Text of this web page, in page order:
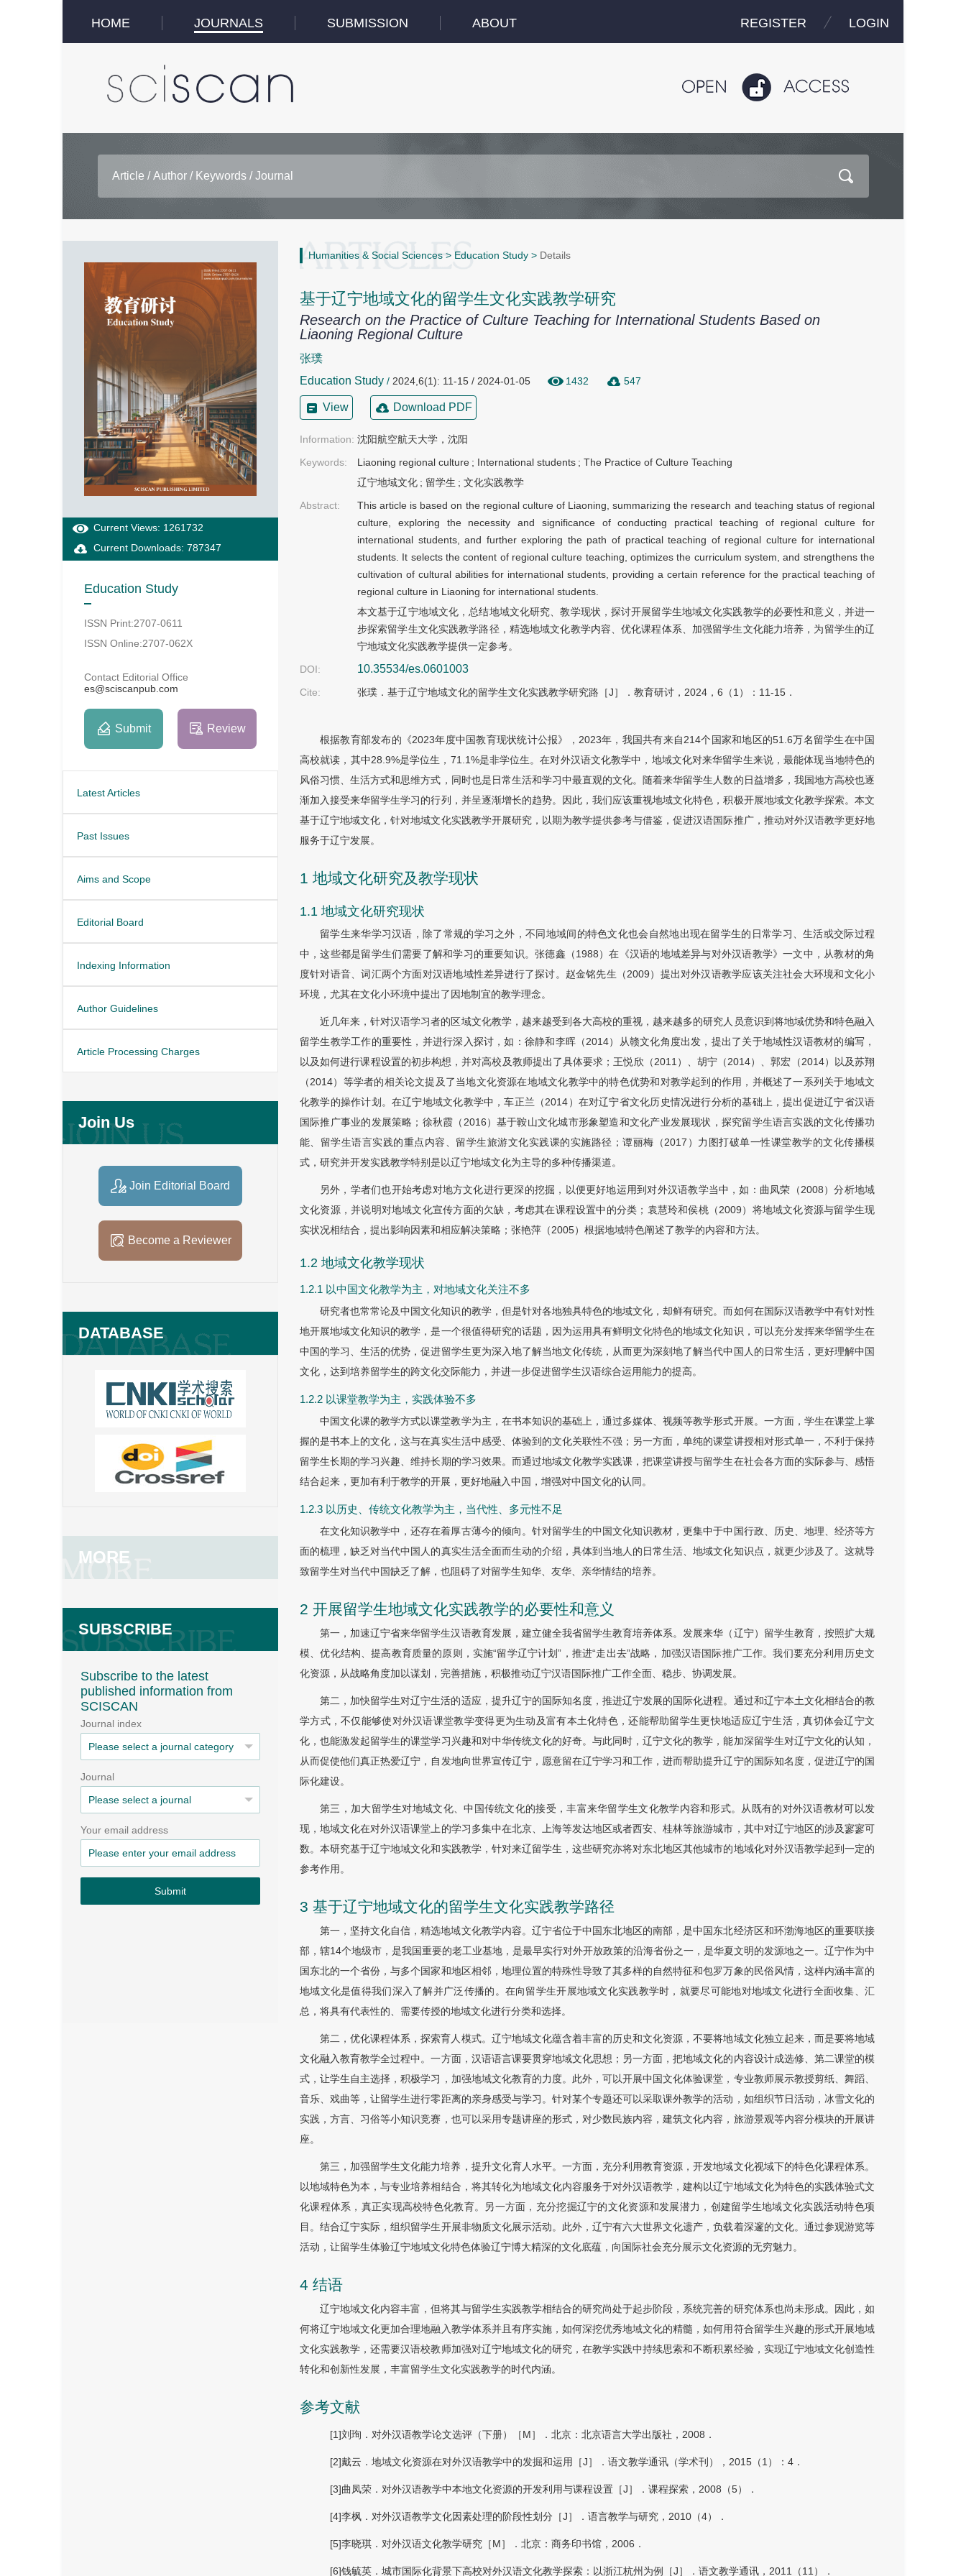
HOME JOURNALS SUBMISSION ABOUT REGISTER LOGIN
Current Views: 1261732
Current Downloads: 787347
Education Study
ISSN Print:2707-0611
ISSN Online:2707-062X
Contact Editorial Office
es@sciscanpub.com
Submit Review
Latest Articles
Past Issues
Aims and Scope
Editorial Board
Indexing Information
Author Guidelines
Article Processing Charges
Join Us
Join Editorial Board
Become a Reviewer
DATABASE
MORE
SUBSCRIBE
Subscribe to the latest
published information from
SCISCAN
Journal index
Journal
Your email address
Submit
Humanities & Social Sciences > Education Study > Details
基于辽宁地域文化的留学生文化实践教学研究
Research on the Practice of Culture Teaching for International Students Based on
Liaoning Regional Culture
张璞
Education Study / 2024,6(1): 11-15 / 2024-01-05 1432 547
View Download PDF
Information: 沈阳航空航天大学，沈阳
Keywords:
Liaoning regional culture ; International students ; The Practice of Culture Teaching
辽宁地域文化 ; 留学生 ; 文化实践教学
Abstract:
This article is based on the regional culture of Liaoning, summarizing the research and teaching status of regional
culture, exploring the necessity and significance of conducting practical teaching of regional culture for
international students, and further exploring the path of practical teaching of regional culture for international
students. It selects the content of regional culture teaching, optimizes the curriculum system, and strengthens the
cultivation of cultural abilities for international students, providing a certain reference for the practical teaching of
regional culture in Liaoning for international students.
本文基于辽宁地域文化，总结地域文化研究、教学现状，探讨开展留学生地域文化实践教学的必要性和意义，并进一
步探索留学生文化实践教学路径，精选地域文化教学内容、优化课程体系、加强留学生文化能力培养，为留学生的辽
宁地域文化实践教学提供一定参考。
DOI:
10.35534/es.0601003
Cite: 张璞．基于辽宁地域文化的留学生文化实践教学研究路［J］．教育研讨，2024，6（1）：11-15．
根据教育部发布的《2023年度中国教育现状统计公报》，2023年，我国共有来自214个国家和地区的51.6万名留学生在中国
高校就读，其中28.9%是学位生，71.1%是非学位生。在对外汉语文化教学中，地域文化对来华留学生来说，最能体现当地特色的
风俗习惯、生活方式和思维方式，同时也是日常生活和学习中最直观的文化。随着来华留学生人数的日益增多，我国地方高校也逐
渐加入接受来华留学生学习的行列，并呈逐渐增长的趋势。因此，我们应该重视地域文化特色，积极开展地域文化教学探索。本文
基于辽宁地域文化，针对地域文化实践教学开展研究，以期为教学提供参考与借鉴，促进汉语国际推广，推动对外汉语教学更好地
服务于辽宁发展。
1 地域文化研究及教学现状
1.1 地域文化研究现状
留学生来华学习汉语，除了常规的学习之外，不同地域间的特色文化也会自然地出现在留学生的日常学习、生活或交际过程
中，这些都是留学生们需要了解和学习的重要知识。张德鑫（1988）在《汉语的地域差异与对外汉语教学》一文中，从教材的角
度针对语音、词汇两个方面对汉语地域性差异进行了探讨。赵金铭先生（2009）提出对外汉语教学应该关注社会大环境和文化小
环境，尤其在文化小环境中提出了因地制宜的教学理念。
近几年来，针对汉语学习者的区域文化教学，越来越受到各大高校的重视，越来越多的研究人员意识到将地域优势和特色融入
留学生教学工作的重要性，并进行深入探讨，如：徐静和李晖（2014）从赣文化角度出发，提出了关于地域性汉语教材的编写，
以及如何进行课程设置的初步构想，并对高校及教师提出了具体要求；王悦欣（2011）、胡宁（2014）、郭宏（2014）以及苏翔
（2014）等学者的相关论文提及了当地文化资源在地域文化教学中的特色优势和对教学起到的作用，并概述了一系列关于地域文
化教学的操作计划。在辽宁地域文化教学中，车正兰（2014）在对辽宁省文化历史情况进行分析的基础上，提出促进辽宁省汉语
国际推广事业的发展策略；徐秋霞（2016）基于鞍山文化城市形象塑造和文化产业发展现状，探究留学生语言实践的文化传播功
能、留学生语言实践的重点内容、留学生旅游文化实践课的实施路径；谭丽梅（2017）力图打破单一性课堂教学的文化传播模
式，研究并开发实践教学特别是以辽宁地域文化为主导的多种传播渠道。
另外，学者们也开始考虑对地方文化进行更深的挖掘，以便更好地运用到对外汉语教学当中，如：曲凤荣（2008）分析地域
文化资源，并说明对地域文化宣传方面的欠缺，考虑其在课程设置中的分类；袁慧玲和侯桃（2009）将地域文化资源与留学生现
实状况相结合，提出影响因素和相应解决策略；张艳萍（2005）根据地域特色阐述了教学的内容和方法。
1.2 地域文化教学现状
1.2.1 以中国文化教学为主，对地域文化关注不多
研究者也常常论及中国文化知识的教学，但是针对各地独具特色的地域文化，却鲜有研究。而如何在国际汉语教学中有针对性
地开展地域文化知识的教学，是一个很值得研究的话题，因为运用具有鲜明文化特色的地域文化知识，可以充分发挥来华留学生在
中国的学习、生活的优势，促进留学生更为深入地了解当地文化传统，从而更为深刻地了解当代中国人的日常生活，更好理解中国
文化，达到培养留学生的跨文化交际能力，并进一步促进留学生汉语综合运用能力的提高。
1.2.2 以课堂教学为主，实践体验不多
中国文化课的教学方式以课堂教学为主，在书本知识的基础上，通过多媒体、视频等教学形式开展。一方面，学生在课堂上掌
握的是书本上的文化，这与在真实生活中感受、体验到的文化关联性不强；另一方面，单纯的课堂讲授相对形式单一，不利于保持
留学生长期的学习兴趣、维持长期的学习效果。而通过地域文化教学实践课，把课堂讲授与留学生在社会各方面的实际参与、感悟
结合起来，更加有利于教学的开展，更好地融入中国，增强对中国文化的认同。
1.2.3 以历史、传统文化教学为主，当代性、多元性不足
在文化知识教学中，还存在着厚古薄今的倾向。针对留学生的中国文化知识教材，更集中于中国行政、历史、地理、经济等方
面的梳理，缺乏对当代中国人的真实生活全面而生动的介绍，具体到当地人的日常生活、地域文化知识点，就更少涉及了。这就导
致留学生对当代中国缺乏了解，也阻碍了对留学生知华、友华、亲华情结的培养。
2 开展留学生地域文化实践教学的必要性和意义
第一，加速辽宁省来华留学生汉语教育发展，建立健全我省留学生教育培养体系。发展来华（辽宁）留学生教育，按照扩大规
模、优化结构、提高教育质量的原则，实施“留学辽宁计划”，推进“走出去”战略，加强汉语国际推广工作。我们要充分利用历史文
化资源，从战略角度加以谋划，完善措施，积极推动辽宁汉语国际推广工作全面、稳步、协调发展。
第二，加快留学生对辽宁生活的适应，提升辽宁的国际知名度，推进辽宁发展的国际化进程。通过和辽宁本土文化相结合的教
学方式，不仅能够使对外汉语课堂教学变得更为生动及富有本土化特色，还能帮助留学生更快地适应辽宁生活，真切体会辽宁文
化，也能激发起留学生的课堂学习兴趣和对中华传统文化的好奇。与此同时，辽宁文化的教学，能加深留学生对辽宁文化的认知，
从而促使他们真正热爱辽宁，自发地向世界宣传辽宁，愿意留在辽宁学习和工作，进而帮助提升辽宁的国际知名度，促进辽宁的国
际化建设。
第三，加大留学生对地域文化、中国传统文化的接受，丰富来华留学生文化教学内容和形式。从既有的对外汉语教材可以发
现，地域文化在对外汉语课堂上的学习多集中在北京、上海等发达地区或者西安、桂林等旅游城市，其中对辽宁地区的涉及寥寥可
数。本研究基于辽宁地域文化和实践教学，针对来辽留学生，这些研究亦将对东北地区其他城市的地域化对外汉语教学起到一定的
参考作用。
3 基于辽宁地域文化的留学生文化实践教学路径
第一，坚持文化自信，精选地域文化教学内容。辽宁省位于中国东北地区的南部，是中国东北经济区和环渤海地区的重要联接
部，辖14个地级市，是我国重要的老工业基地，是最早实行对外开放政策的沿海省份之一，是华夏文明的发源地之一。辽宁作为中
国东北的一个省份，与多个国家和地区相邻，地理位置的特殊性导致了其多样的自然特征和包罗万象的民俗风情，这样内涵丰富的
地域文化是值得我们深入了解并广泛传播的。在向留学生开展地域文化实践教学时，就要尽可能地对地域文化进行全面收集、汇
总，将具有代表性的、需要传授的地域文化进行分类和选择。
第二，优化课程体系，探索育人模式。辽宁地域文化蕴含着丰富的历史和文化资源，不要将地域文化独立起来，而是要将地域
文化融入教育教学全过程中。一方面，汉语语言课要贯穿地域文化思想；另一方面，把地域文化的内容设计成选修、第二课堂的模
式，让学生自主选择，积极学习，加强地域文化教育的力度。此外，可以开展中国文化体验课堂，专业教师展示教授剪纸、舞蹈、
音乐、戏曲等，让留学生进行零距离的亲身感受与学习。针对某个专题还可以采取课外教学的活动，如组织节日活动，冰雪文化的
实践，方言、习俗等小知识竞赛，也可以采用专题讲座的形式，对少数民族内容，建筑文化内容，旅游景观等内容分模块的开展讲
座。
第三，加强留学生文化能力培养，提升文化育人水平。一方面，充分利用教育资源，开发地域文化视域下的特色化课程体系。
以地域特色为本，与专业培养相结合，将其转化为地域文化内容服务于对外汉语教学，建构以辽宁地域文化为特色的实践体验式文
化课程体系，真正实现高校特色化教育。另一方面，充分挖掘辽宁的文化资源和发展潜力，创建留学生地域文化实践活动特色项
目。结合辽宁实际，组织留学生开展非物质文化展示活动。此外，辽宁有六大世界文化遗产，负载着深邃的文化。通过参观游览等
活动，让留学生体验辽宁地域文化特色体验辽宁博大精深的文化底蕴，向国际社会充分展示文化资源的无穷魅力。
4 结语
辽宁地域文化内容丰富，但将其与留学生实践教学相结合的研究尚处于起步阶段，系统完善的研究体系也尚未形成。因此，如
何将辽宁地域文化更加合理地融入教学体系并且有序实施，如何深挖优秀地域文化的精髓，如何用符合留学生兴趣的形式开展地域
文化实践教学，还需要汉语校教师加强对辽宁地域文化的研究，在教学实践中持续思索和不断积累经验，实现辽宁地域文化创造性
转化和创新性发展，丰富留学生文化实践教学的时代内涵。
参考文献
[1]刘珣．对外汉语教学论文选评（下册）［M］．北京：北京语言大学出版社，2008．
[2]戴云．地域文化资源在对外汉语教学中的发掘和运用［J］．语文教学通讯（学术刊），2015（1）：4．
[3]曲凤荣．对外汉语教学中本地文化资源的开发利用与课程设置［J］．课程探索，2008（5）．
[4]李枫．对外汉语教学文化因素处理的阶段性划分［J］．语言教学与研究，2010（4）．
[5]李晓琪．对外汉语文化教学研究［M］．北京：商务印书馆，2006．
[6]钱毓英．城市国际化背景下高校对外汉语文化教学探索：以浙江杭州为例［J］．语文教学通讯，2011（11）．